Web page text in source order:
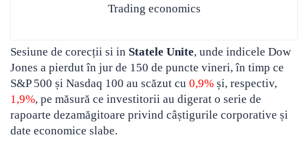
Trading economics
Sesiune de corecții si in Statele Unite, unde indicele Dow
Jones a pierdut în jur de 150 de puncte vineri, în timp ce
S&P 500 și Nasdaq 100 au scăzut cu 0,9% și, respectiv,
1,9%, pe măsură ce investitorii au digerat o serie de
rapoarte dezamăgitoare privind câștigurile corporative și
date economice slabe.